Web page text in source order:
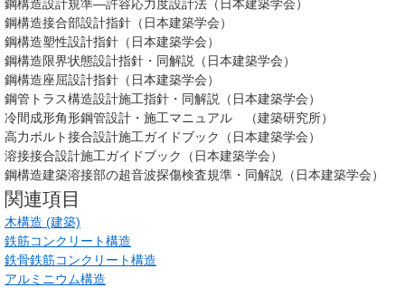
鋼構造設計規準―許容応力度設計法（日本建築学会）
鋼構造接合部設計指針（日本建築学会）
鋼構造塑性設計指針（日本建築学会）
鋼構造限界状態設計指針・同解説（日本建築学会）
鋼構造座屈設計指針（日本建築学会）
鋼管トラス構造設計施工指針・同解説（日本建築学会）
冷間成形角形鋼管設計・施工マニュアル （建築研究所）
高力ボルト接合設計施工ガイドブック（日本建築学会）
溶接接合設計施工ガイドブック（日本建築学会）
鋼構造建築溶接部の超音波探傷検査規準・同解説（日本建築学会）
関連項目
木構造 (建築)
鉄筋コンクリート構造
鉄骨鉄筋コンクリート構造
アルミニウム構造